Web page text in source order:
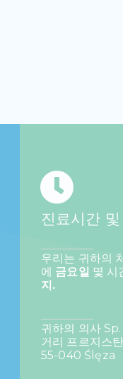
진료시간
우리는 귀하의
에 금요일 몇 시
지.
귀하의 의사 Sp.
거리 프르지스
55-040 Ślęza